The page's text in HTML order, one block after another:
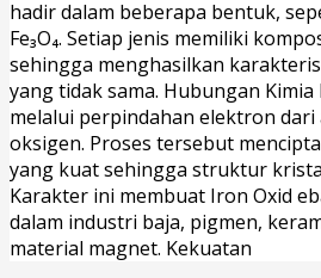
hadir dalam beberapa bentuk,
Fe₃O₄. Setiap jenis memiliki
sehingga menghasilkan
yang tidak sama. Hubungan
melalui perpindahan elektron dari
oksigen. Proses tersebut
yang kuat sehingga struktur
Karakter ini membuat Iron Oxid
dalam industri baja, pigmen,
material magnet. Kekuatan